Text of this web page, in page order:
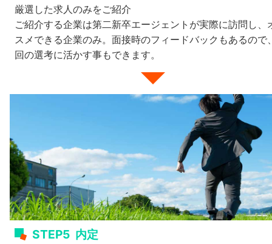
厳選した求人のみをご紹介
ご紹介する企業は第二新卒エージェントが実際に訪問し、
スメできる企業のみ。面接時のフィードバックもあるので
回の選考に活かす事もできます。
STEP5 内定